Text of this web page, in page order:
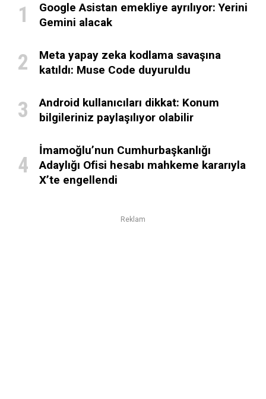
Google Asistan emekliye ayrılıyor: Yerini
Gemini alacak
Meta yapay zeka kodlama savaşına
katıldı: Muse Code duyuruldu
Android kullanıcıları dikkat: Konum
bilgileriniz paylaşılıyor olabilir
İmamoğlu’nun Cumhurbaşkanlığı
Adaylığı Ofisi hesabı mahkeme kararıyla
X’te engellendi
Reklam